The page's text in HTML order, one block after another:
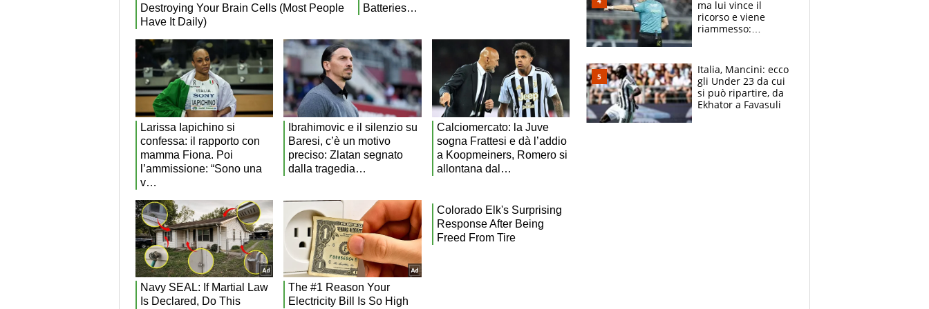
ma lui vince il
ricorso e viene
riammesso:
Italia, Mancini: ecco
gli Under 23 da cui
si può ripartire, da
Ekhator a Favasuli